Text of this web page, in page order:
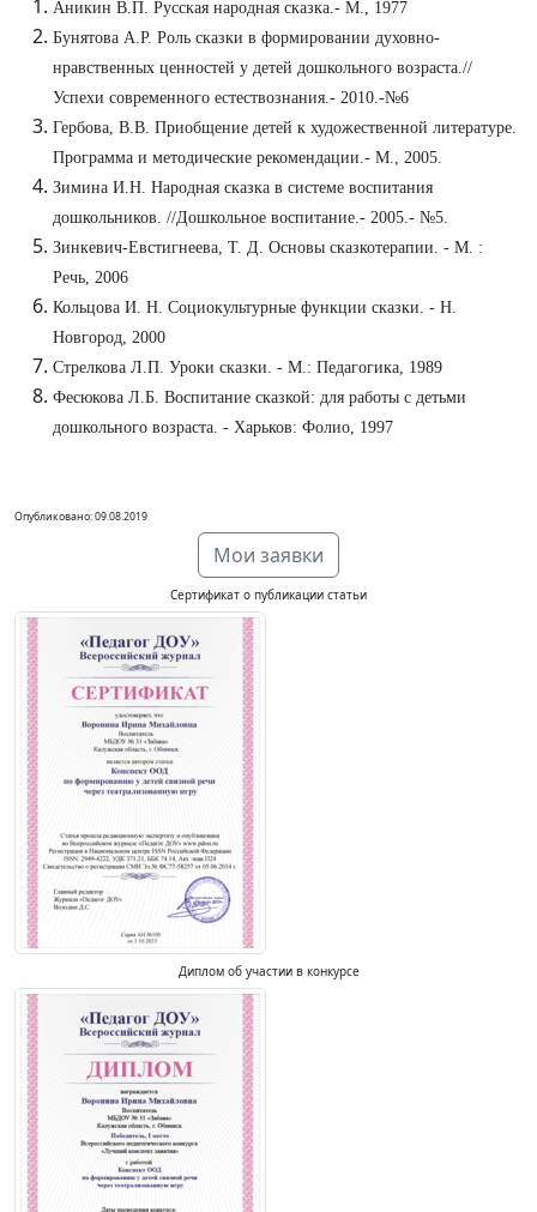
Аникин В.П. Русская народная сказка.- М., 1977
Бунятова А.Р. Роль сказки в формировании духовно-
нравственных ценностей у детей дошкольного возраста.//
Успехи современного естествознания.- 2010.-№6
Гербова, В.В. Приобщение детей к художественной литературе.
Программа и методические рекомендации.- М., 2005.
Зимина И.Н. Народная сказка в системе воспитания
дошкольников. //Дошкольное воспитание.- 2005.- №5.
Зинкевич-Евстигнеева, Т. Д. Основы сказкотерапии. - М. :
Речь, 2006
Кольцова И. Н. Социокультурные функции сказки. - Н.
Новгород, 2000
Стрелкова Л.П. Уроки сказки. - М.: Педагогика, 1989
Фесюкова Л.Б. Воспитание сказкой: для работы с детьми
дошкольного возраста. - Харьков: Фолио, 1997
Опубликовано: 09.08.2019
Мои заявки
Сертификат о публикации статьи
Диплом об участии в конкурсе